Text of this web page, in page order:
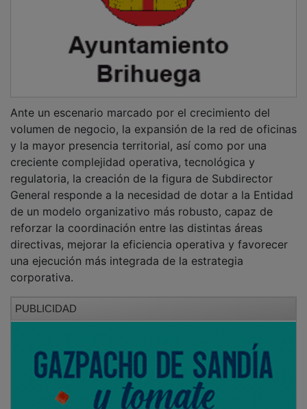
volumen de negocio, la expansión de la red de oficinas
y la mayor presencia territorial, así como por una
creciente complejidad operativa, tecnológica y
regulatoria, la creación de la figura de Subdirector
General responde a la necesidad de dotar a la Entidad
de un modelo organizativo más robusto, capaz de
reforzar la coordinación entre las distintas áreas
directivas, mejorar la eficiencia operativa y favorecer
una ejecución más integrada de la estrategia
corporativa.